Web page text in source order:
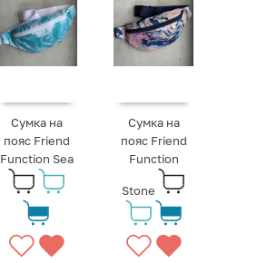
Сумка на
пояс Friend
Function Sea
Сумка на
пояс Friend
Function
Stone